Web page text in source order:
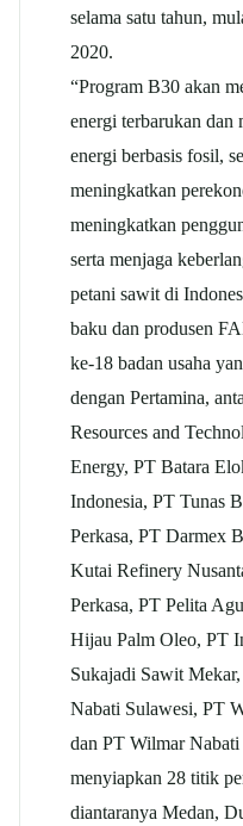
selama satu tahun,
2020.
“Program B30 akan
energi terbarukan dan
energi berbasis fosil,
meningkatkan
meningkatkan
serta menjaga
petani sawit di
baku dan produsen
ke-18 badan usaha
dengan Pertamina,
Resources and
Energy, PT Batara
Indonesia, PT Tunas
Perkasa, PT Darmex
Kutai Refinery
Perkasa, PT Pelita
Hijau Palm Oleo, PT
Sukajadi Sawit
Nabati Sulawesi, PT
dan PT Wilmar
menyiapkan 28 titik
diantaranya Medan,